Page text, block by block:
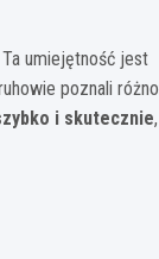
umiejętność jest
poznali
i skutecznie